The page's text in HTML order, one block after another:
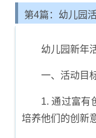
第4篇：幼儿园
幼儿园新年
一、活动目
1. 通过富有
培养他们的创新